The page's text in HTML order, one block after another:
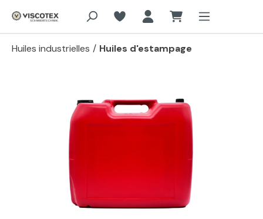
Aller au contenu principal
Huiles industrielles / Huiles d'estampage